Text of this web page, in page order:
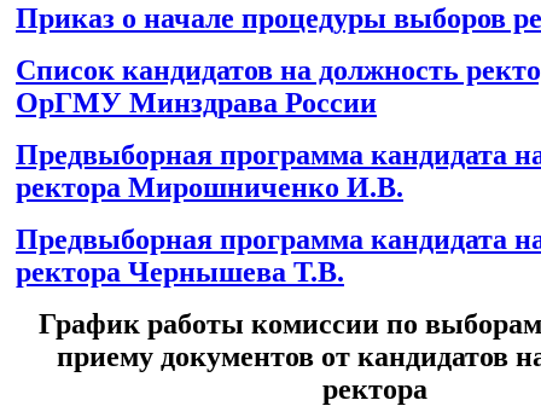
Приказ о начале процедуры выборов
Список кандидатов на должность
ОрГМУ Минздрава России
Предвыборная программа кандидата
ректора Мирошниченко И.В.
Предвыборная программа кандидата
ректора Чернышева Т.В.
График работы комиссии по
приему документов от кандидатов
ректора